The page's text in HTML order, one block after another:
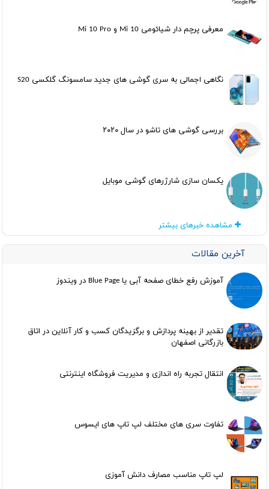
معرفی پرچم دار شیائومی Mi 10 و Mi 10 Pro
نگاهی اجمالی به سری گوشی های جدید سامسونگ گلکسی S20
بررسی گوشی های تاشو در سال ۲۰۲۰
یکسان سازی شارژرهای گوشی موبایل
مشاهده خبرهای بیشتر
آخرین مقالات
آموزش رفع خطای صفحه آبی یا Blue Page در ویندوز
تقدیر از بهینه پردازش و برگزیدگان کسب و کار آنلاین در اتاق
بازرگانی اصفهان
انتقال تجربه راه اندازی و مدیریت فروشگاه اینترنتی
تفاوت سری های مختلف لپ تاپ های ایسوس
لپ تاپ مناسب مصارف دانش آموزی